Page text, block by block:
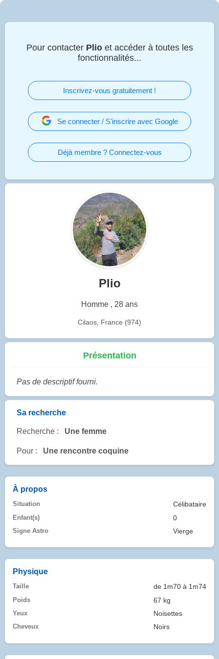
Pour contacter Plioet accéder à toutes les
fonctionnalités...
Inscrivez-vous gratuitement !
Se connecter / S'inscrire avec Google
Déjà membre ? Connectez-vous
Plio
Homme , 28 ans
Cilaos, France (974)
Présentation
Pas de descriptif fourni.
Sa recherche
Recherche : Une femme
Pour : Une rencontre coquine
À propos
Situation Célibataire
Enfant(s) 0
Signe Astro Vierge
Physique
Taille de 1m70 à 1m74
Poids 67 kg
Yeux Noisettes
Cheveux Noirs